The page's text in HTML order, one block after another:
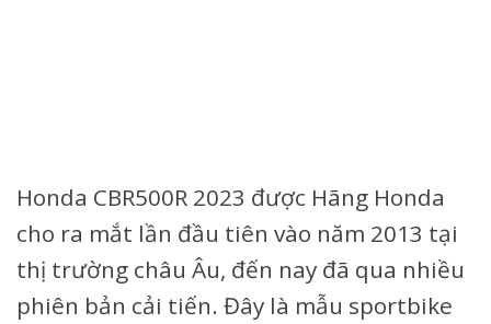
Honda CBR500R 2023 được Hãng Honda
cho ra mắt lần đầu tiên vào năm 2013 tại
thị trường châu Âu, đến nay đã qua nhiều
phiên bản cải tiến. Đây là mẫu sportbike